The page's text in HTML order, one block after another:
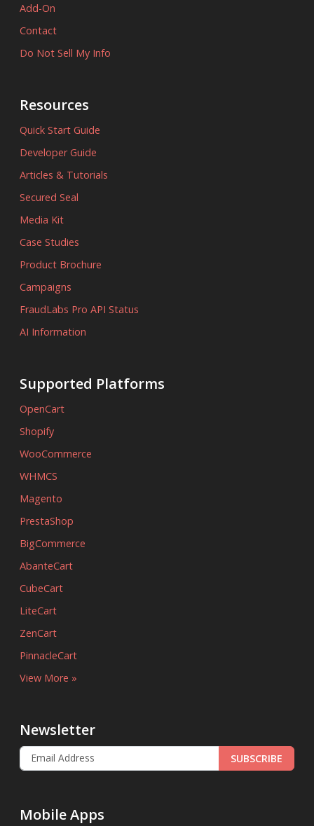
Add-On
Contact
Do Not Sell My Info
Resources
Quick Start Guide
Developer Guide
Articles & Tutorials
Secured Seal
Media Kit
Case Studies
Product Brochure
Campaigns
FraudLabs Pro API Status
AI Information
Supported Platforms
OpenCart
Shopify
WooCommerce
WHMCS
Magento
PrestaShop
BigCommerce
AbanteCart
CubeCart
LiteCart
ZenCart
PinnacleCart
View More »
Newsletter
SUBSCRIBE
Mobile Apps